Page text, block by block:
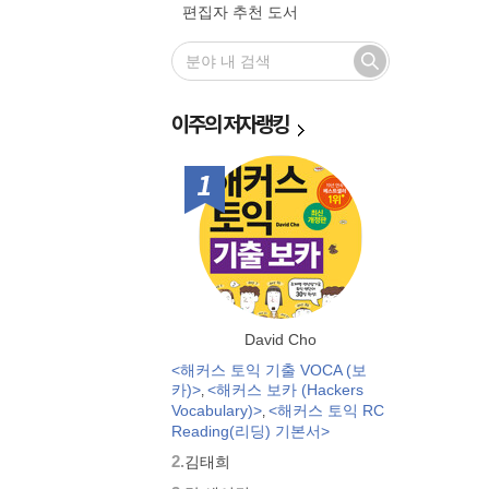
편집자 추천 도서
이주의저자랭킹
1위
David Cho
<해커스 토익 기출 VOCA (보
카)>, <해커스 보카 (Hackers
Vocabulary)>, <해커스 토익 RC
Reading(리딩) 기본서>
2.김태희